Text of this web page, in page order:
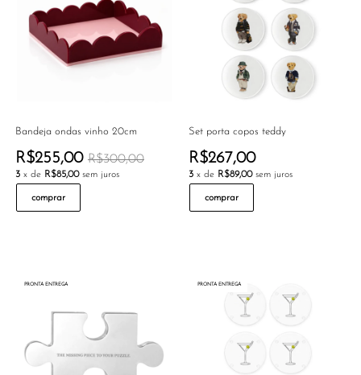
Bandeja ondas vinho 20cm
R$255,00 R$300,00
3 x de R$85,00 sem juros
comprar
Set porta copos teddy
R$267,00
3 x de R$89,00 sem juros
comprar
PRONTA ENTREGA PRONTA ENTREGA